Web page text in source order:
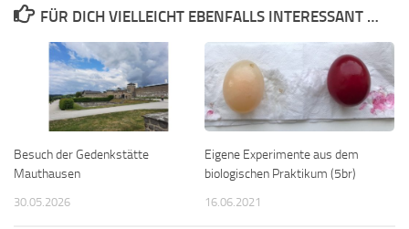
FÜR DICH VIELLEICHT EBENFALLS INTERESSANT …
Besuch der Gedenkstätte
Mauthausen
30.05.2026
Eigene Experimente aus dem
biologischen Praktikum (5br)
16.06.2021